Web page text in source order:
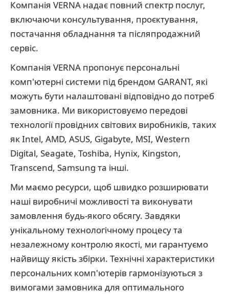
Компанія VERNA надає повний спектр послуг,
включаючи консультування, проєктування,
постачання обладнання та післяпродажний
сервіс.
Компанія VERNA пропонує персональні
комп'ютерні системи під брендом GARANT, які
можуть бути налаштовані відповідно до потреб
замовника. Ми використовуємо передові
технології провідних світових виробників, таких
як Intel, AMD, ASUS, Gigabyte, MSI, Western
Digital, Seagate, Toshiba, Hynix, Kingston,
Transcend, Samsung та інші.
Ми маємо ресурси, щоб швидко розширювати
наші виробничі можливості та виконувати
замовлення будь-якого обсягу. Завдяки
унікальному технологічному процесу та
незалежному контролю якості, ми гарантуємо
найвищу якість збірки. Технічні характеристики
персональних комп'ютерів гармонізуються з
вимогами замовника для оптимального